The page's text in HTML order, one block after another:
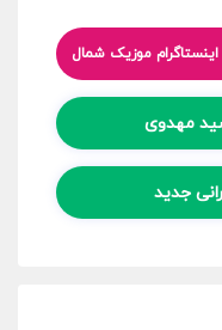
اینستاگرام موزیک شمال
مهدوی
جدید